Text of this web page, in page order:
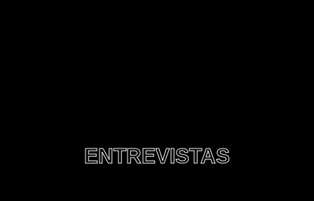
ENTREVISTAS